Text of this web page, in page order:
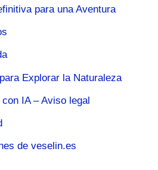
para una Aventura
Explorar la Naturaleza
IA – Aviso legal
de veselin.es